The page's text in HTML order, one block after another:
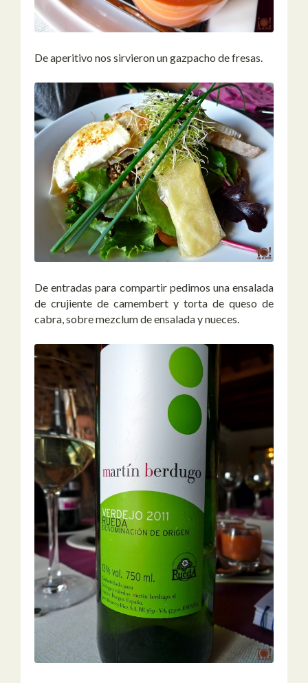
De aperitivo nos sirvieron un gazpacho de fresas.
De entradas para compartir pedimos una ensalada
de crujiente de camembert y torta de queso de
cabra, sobre mezclum de ensalada y nueces.